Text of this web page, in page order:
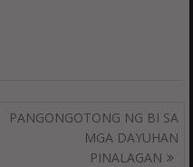
PANGONGOTONG NG BI SA
MGA DAYUHAN
PINALAGAN